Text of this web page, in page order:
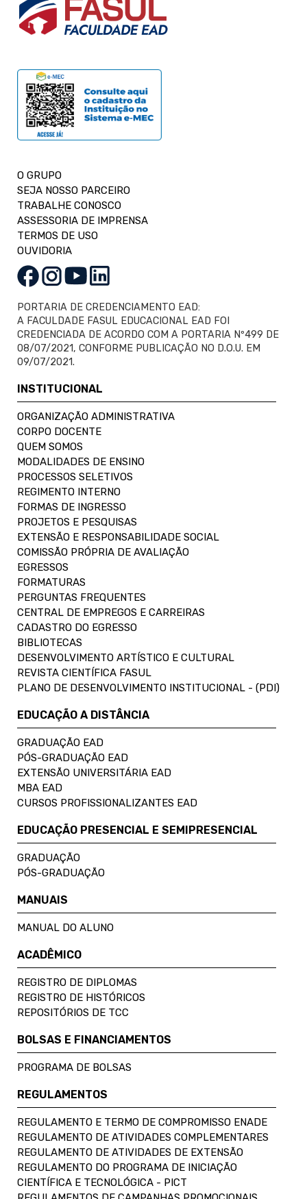
O GRUPO
SEJA NOSSO PARCEIRO
TRABALHE CONOSCO
ASSESSORIA DE IMPRENSA
TERMOS DE USO
OUVIDORIA
PORTARIA DE CREDENCIAMENTO EAD:
A FACULDADE FASUL EDUCACIONAL EAD FOI
CREDENCIADA DE ACORDO COM A PORTARIA Nº499 DE
08/07/2021, CONFORME PUBLICAÇÃO NO D.O.U. EM
09/07/2021.
INSTITUCIONAL
ORGANIZAÇÃO ADMINISTRATIVA
CORPO DOCENTE
QUEM SOMOS
MODALIDADES DE ENSINO
PROCESSOS SELETIVOS
REGIMENTO INTERNO
FORMAS DE INGRESSO
PROJETOS E PESQUISAS
EXTENSÃO E RESPONSABILIDADE SOCIAL
COMISSÃO PRÓPRIA DE AVALIAÇÃO
EGRESSOS
FORMATURAS
PERGUNTAS FREQUENTES
CENTRAL DE EMPREGOS E CARREIRAS
CADASTRO DO EGRESSO
BIBLIOTECAS
DESENVOLVIMENTO ARTÍSTICO E CULTURAL
REVISTA CIENTÍFICA FASUL
PLANO DE DESENVOLVIMENTO INSTITUCIONAL - (PDI)
EDUCAÇÃO A DISTÂNCIA
GRADUAÇÃO EAD
PÓS-GRADUAÇÃO EAD
EXTENSÃO UNIVERSITÁRIA EAD
MBA EAD
CURSOS PROFISSIONALIZANTES EAD
EDUCAÇÃO PRESENCIAL E SEMIPRESENCIAL
GRADUAÇÃO
PÓS-GRADUAÇÃO
MANUAIS
MANUAL DO ALUNO
ACADÊMICO
REGISTRO DE DIPLOMAS
REGISTRO DE HISTÓRICOS
REPOSITÓRIOS DE TCC
BOLSAS E FINANCIAMENTOS
PROGRAMA DE BOLSAS
REGULAMENTOS
REGULAMENTO E TERMO DE COMPROMISSO ENADE
REGULAMENTO DE ATIVIDADES COMPLEMENTARES
REGULAMENTO DE ATIVIDADES DE EXTENSÃO
REGULAMENTO DO PROGRAMA DE INICIAÇÃO
CIENTÍFICA E TECNOLÓGICA - PICT